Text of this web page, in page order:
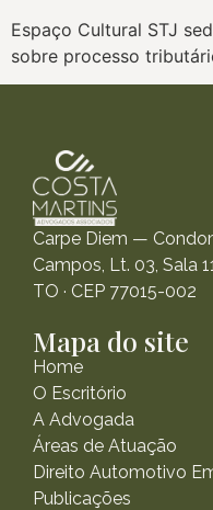
Espaço Cultural STJ
sobre processo
Carpe Diem —
Campos, Lt. 03, Sala
TO · CEP 77015-002
Mapa do site
Home
O Escritório
A Advogada
Áreas de Atuação
Direito Automotivo
Publicações